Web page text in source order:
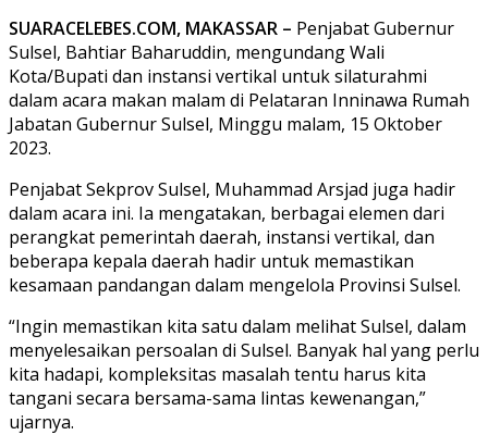
SUARACELEBES.COM, MAKASSAR – Penjabat Gubernur
Sulsel, Bahtiar Baharuddin, mengundang Wali
Kota/Bupati dan instansi vertikal untuk silaturahmi
dalam acara makan malam di Pelataran Inninawa Rumah
Jabatan Gubernur Sulsel, Minggu malam, 15 Oktober
2023.
Penjabat Sekprov Sulsel, Muhammad Arsjad juga hadir
dalam acara ini. Ia mengatakan, berbagai elemen dari
perangkat pemerintah daerah, instansi vertikal, dan
beberapa kepala daerah hadir untuk memastikan
kesamaan pandangan dalam mengelola Provinsi Sulsel.
“Ingin memastikan kita satu dalam melihat Sulsel, dalam
menyelesaikan persoalan di Sulsel. Banyak hal yang perlu
kita hadapi, kompleksitas masalah tentu harus kita
tangani secara bersama-sama lintas kewenangan,”
ujarnya.